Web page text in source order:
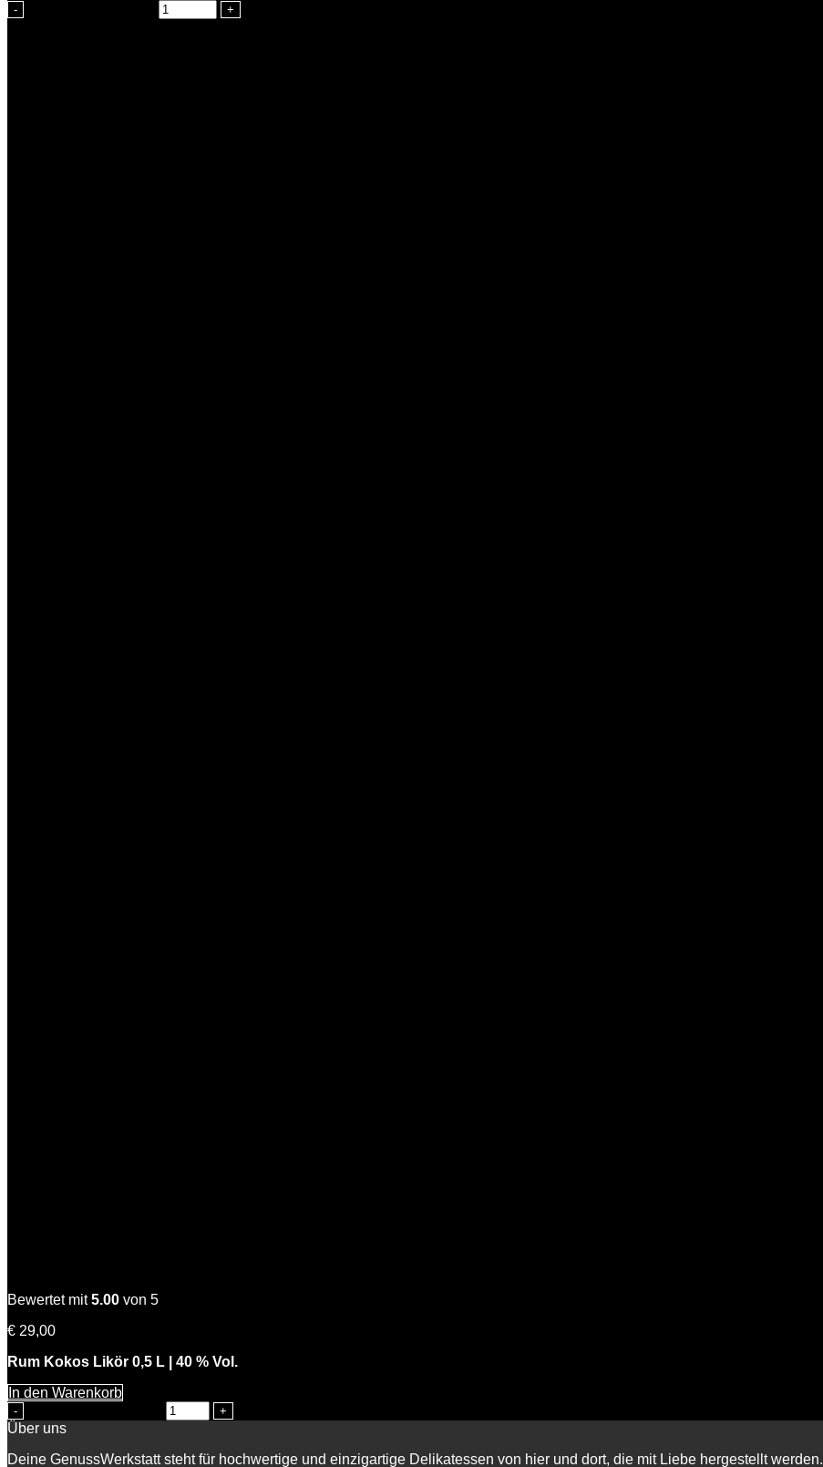
Bewertet mit5.00 von 5
€ 29,00
Rum Kokos Likör 0,5 L | 40 % Vol.
In den Warenkorb
Über uns
Deine GenussWerkstatt steht für hochwertige und einzigartige Delikatessen von hier und dort, die mit Liebe hergestellt werden.